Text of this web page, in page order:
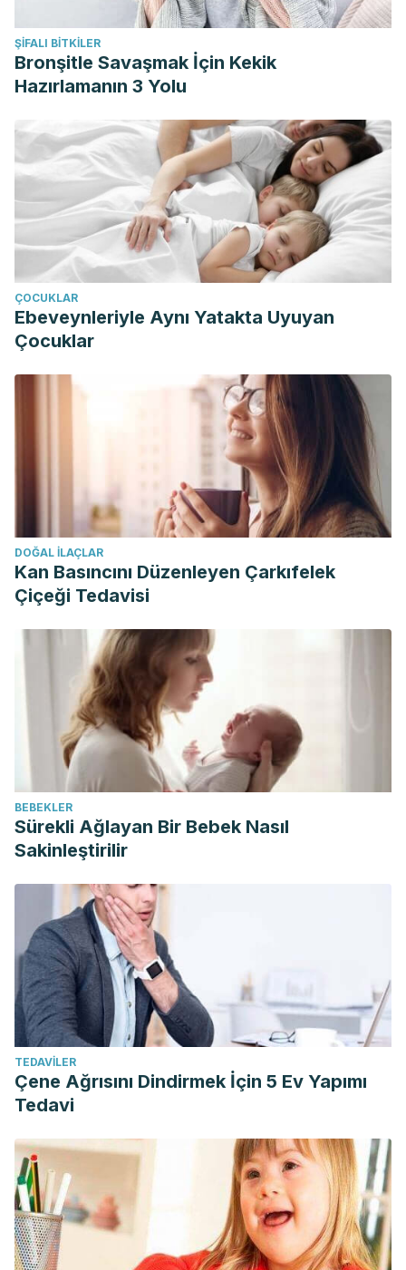
ŞIFALI BITKILER
Bronşitle Savaşmak İçin Kekik
Hazırlamanın 3 Yolu
ÇOCUKLAR
Ebeveynleriyle Aynı Yatakta Uyuyan
Çocuklar
DOĞAL ILAÇLAR
Kan Basıncını Düzenleyen Çarkıfelek
Çiçeği Tedavisi
BEBEKLER
Sürekli Ağlayan Bir Bebek Nasıl
Sakinleştirilir
TEDAVILER
Çene Ağrısını Dindirmek İçin 5 Ev Yapımı
Tedavi